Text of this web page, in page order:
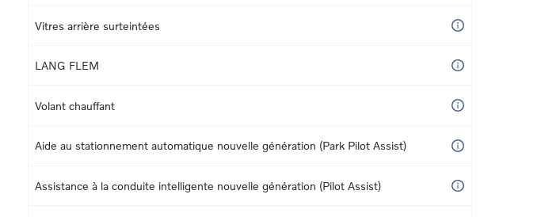
Vitres arrière surteintées
LANG FLEM
Volant chauffant
Aide au stationnement automatique nouvelle génération (Park Pilot Assist)
Assistance à la conduite intelligente nouvelle génération (Pilot Assist)